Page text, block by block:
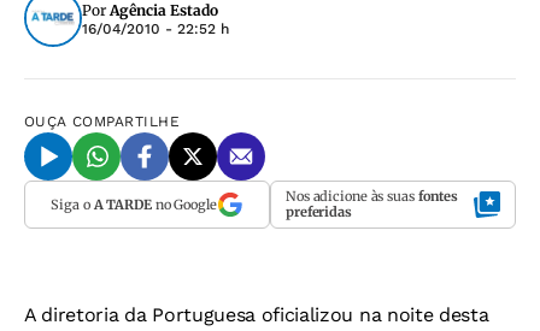
PorAgência Estado
16/04/2010 - 22:52 h
OUÇA COMPARTILHE
Siga o A TARDEno Google Nos adicione às suas fontes
preferidas
A diretoria da Portuguesa oficializou na noite desta